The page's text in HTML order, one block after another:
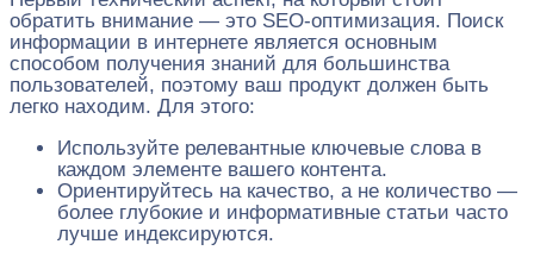
обратить внимание — это SEO-оптимизация. Поиск
информации в интернете является основным
способом получения знаний для большинства
пользователей, поэтому ваш продукт должен быть
легко находим. Для этого:
Используйте релевантные ключевые слова в
каждом элементе вашего контента.
Ориентируйтесь на качество, а не количество —
более глубокие и информативные статьи часто
лучше индексируются.